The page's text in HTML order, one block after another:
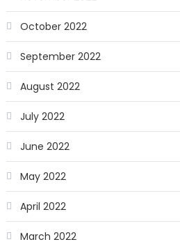
October 2022
September 2022
August 2022
July 2022
June 2022
May 2022
April 2022
March 2022